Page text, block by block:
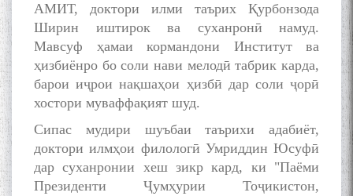
АМИТ, доктори илми таърих Қурбонзода
Ширин иштирок ва суханронӣ намуд.
Мавсуф ҳамаи кормандони Институт ва
ҳизбиёнро бо соли нави мелодӣ табрик карда,
барои иҷрои нақшаҳои ҳизбӣ дар соли ҷорӣ
хостори муваффақият шуд.
Сипас мудири шуъбаи таърихи адабиёт,
доктори илмҳои филологӣ Умриддин Юсуфӣ
дар суханронии хеш зикр кард, ки "Паёми
Президенти Ҷумҳурии Тоҷикистон,
МАВЛОНО ҶАЛОЛИДДИНИ
БАЛХӢ БУЗУРГТАРИН
МУТАФАККИР ВА ОРИФИ
ЗАБОНУ АДАБИ ТОҶИК